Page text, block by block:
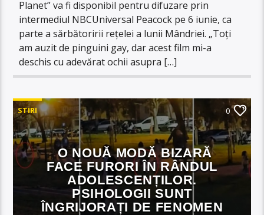
Planet” va fi disponibil pentru difuzare prin
intermediul NBCUniversal Peacock pe 6 iunie, ca
parte a sărbătoririi rețelei a lunii Mândriei. „Toți
am auzit de pinguini gay, dar acest film mi-a
deschis cu adevărat ochii asupra […]
STIRI 0
O NOUĂ MODĂ BIZARĂ
FACE FURORI ÎN RÂNDUL
ADOLESCENȚILOR.
PSIHOLOGII SUNT
ÎNGRIJORAȚI DE FENOMEN